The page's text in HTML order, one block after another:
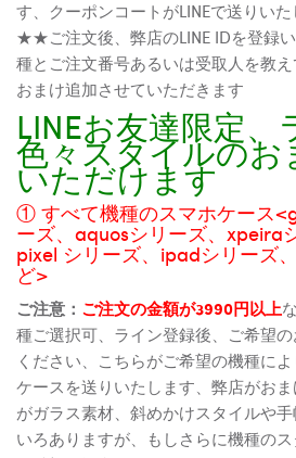
す、クーポンコートがLINEで送りい
★★ご注文後、弊店のLINE IDを登録
種とご注文番号あるいは受取人を教
おまけ追加させていただきます
LINEお友達限定、
色々スタイルのお
いただけます
① すべて機種のスマホケース
ーズ、aquosシリーズ、xpeira
pixel シリーズ、ipadシリーズ
ど>
ご注意： ご注文の金額が3990円以上
種ご選択可、ライン登録後、ご希望
ください、こちらがご希望の機種に
ケースを送りいたします、弊店がお
がガラス素材、斜めかけスタイルや
いろありますが、もしさらに機種の